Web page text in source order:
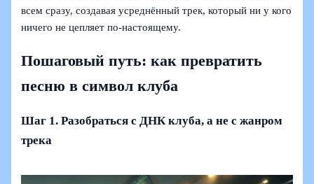
всем сразу, создавая усреднённый трек, который ни у кого
ничего не цепляет по‑настоящему.
Пошаговый путь: как превратить
песню в символ клуба
Шаг 1. Разобраться с ДНК клуба, а не с жанром
трека